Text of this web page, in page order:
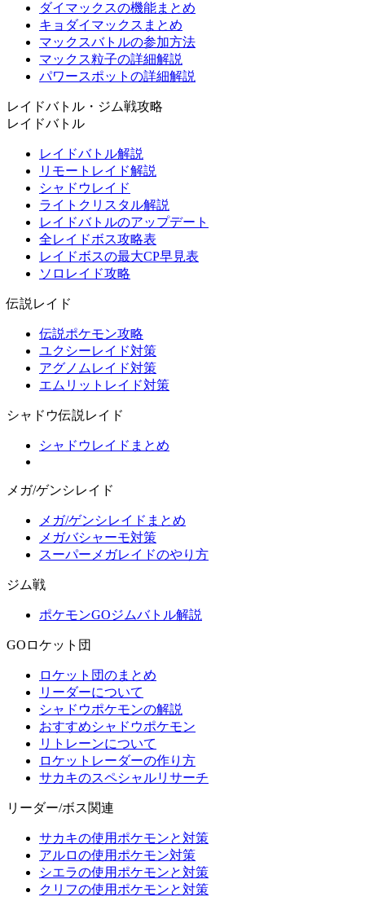
ダイマックスの機能まとめ
キョダイマックスまとめ
マックスバトルの参加方法
マックス粒子の詳細解説
パワースポットの詳細解説
レイドバトル・ジム戦攻略
レイドバトル
レイドバトル解説
リモートレイド解説
シャドウレイド
ライトクリスタル解説
レイドバトルのアップデート
全レイドボス攻略表
レイドボスの最大CP早見表
ソロレイド攻略
伝説レイド
伝説ポケモン攻略
ユクシーレイド対策
アグノムレイド対策
エムリットレイド対策
シャドウ伝説レイド
シャドウレイドまとめ
メガ/ゲンシレイド
メガ/ゲンシレイドまとめ
メガバシャーモ対策
スーパーメガレイドのやり方
ジム戦
ポケモンGOジムバトル解説
GOロケット団
ロケット団のまとめ
リーダーについて
シャドウポケモンの解説
おすすめシャドウポケモン
リトレーンについて
ロケットレーダーの作り方
サカキのスペシャルリサーチ
リーダー/ボス関連
サカキの使用ポケモンと対策
アルロの使用ポケモン対策
シエラの使用ポケモンと対策
クリフの使用ポケモンと対策